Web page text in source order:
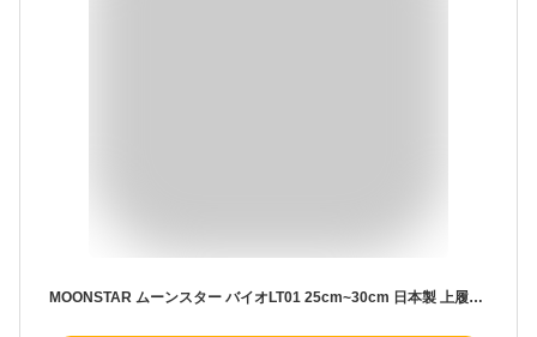
MOONSTAR ムーンスター バイオLT01 25cm~30cm 日本製 上履き 子供 上履 上靴 体育館シューズ キッズ ジュニア 大人 スクール 学校 リハビリシューズ 介護 汚れが落ちやすい 子供から大人まで /ST